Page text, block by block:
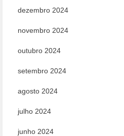
dezembro 2024
novembro 2024
outubro 2024
setembro 2024
agosto 2024
julho 2024
junho 2024